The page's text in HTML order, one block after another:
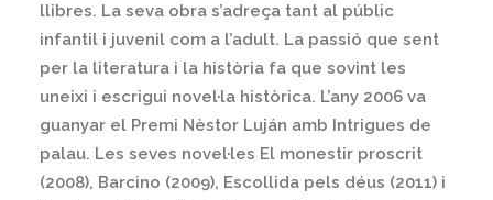
llibres. La seva obra s’adreça tant al públic
infantil i juvenil com a l’adult. La passió que sent
per la literatura i la història fa que sovint les
uneixi i escrigui novel·la històrica. L’any 2006 va
guanyar el Premi Nèstor Luján amb Intrigues de
palau. Les seves novel·les El monestir proscrit
(2008), Barcino (2009), Escollida pels déus (2011) i